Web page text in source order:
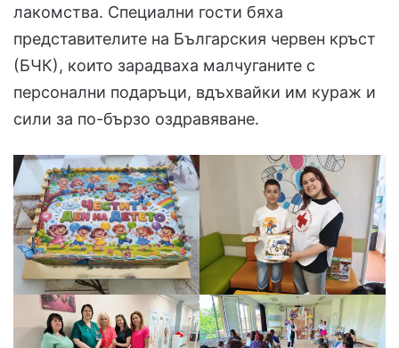
лакомства. Специални гости бяха
представителите на Българския червен кръст
(БЧК), които зарадваха малчуганите с
персонални подаръци, вдъхвайки им кураж и
сили за по-бързо оздравяване.